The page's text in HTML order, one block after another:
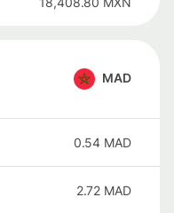
MAD
0.54 MAD
2.72 MAD